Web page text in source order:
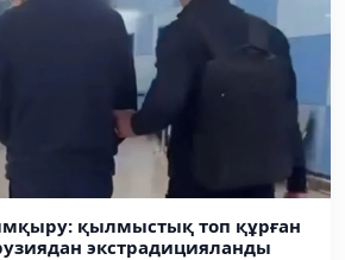
қылмыстық топ құрған
экстрадицияланды